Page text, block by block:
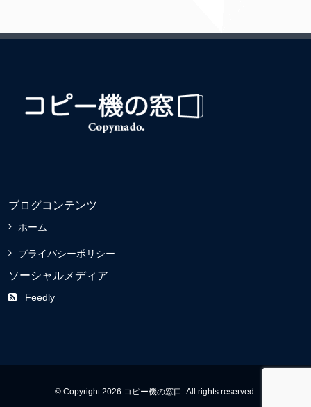
ブログコンテンツ
ホーム
プライバシーポリシー
ソーシャルメディア
Feedly
© Copyright 2026 コピー機の窓口. All rights reserved.